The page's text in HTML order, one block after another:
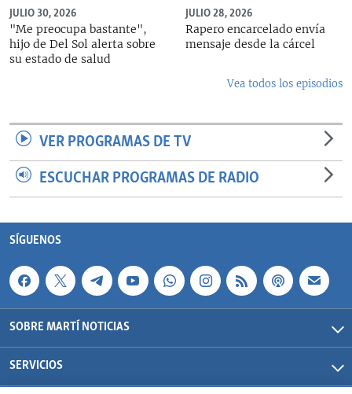
JULIO 30, 2026
"Me preocupa bastante",
hijo de Del Sol alerta sobre
su estado de salud
JULIO 28, 2026
Rapero encarcelado envía
mensaje desde la cárcel
Vea todos los episodios
VER PROGRAMAS DE TV
ESCUCHAR PROGRAMAS DE RADIO
SÍGUENOS
SOBRE MARTÍ NOTICIAS
SERVICIOS